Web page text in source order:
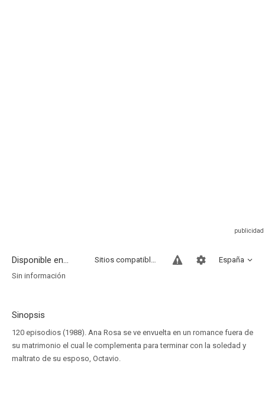
Disponible en... España
Sitios compatibles
Sin información
Sinopsis
120 episodios (1988). Ana Rosa se ve envuelta en un romance fuera de
su matrimonio el cual le complementa para terminar con la soledad y
maltrato de su esposo, Octavio.